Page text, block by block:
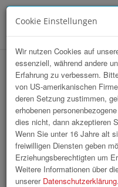
14. Linde
511 Bilder
« 1 2 3 4
Cookie Einstellungen
Wir nutzen Cookies auf
essenziell, während andere
Erfahrung zu verbessern.
von US-amerikanischen
deren Setzung zustimmen,
erhobenen
dies nicht, dann akzeptieren
Wenn Sie unter 16 Jahre alt
freiwilligen Diensten geben
Erziehungsberechtigten um
Weitere Informationen über
unserer Datenschutzerklärung.